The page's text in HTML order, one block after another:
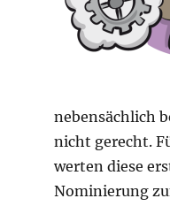
nebensächlich
nicht gerecht.
werten diese
Nominierung